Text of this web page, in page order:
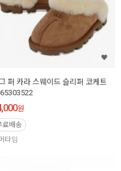
퍼 카라 스웨이드 슬리퍼 코케트
원
료배송
타임